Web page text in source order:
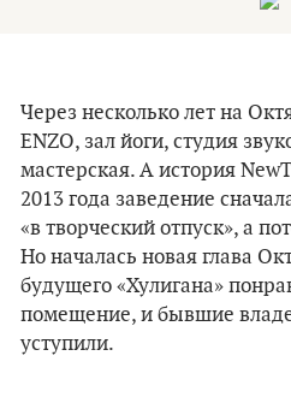
Через несколько лет на
ENZO, зал йоги, студия
мастерская. А история
2013 года заведение
«‎в творческий отпуск», а
Но началась новая глава
будущего «‎Хулигана»
помещение, и бывшие
уступили.